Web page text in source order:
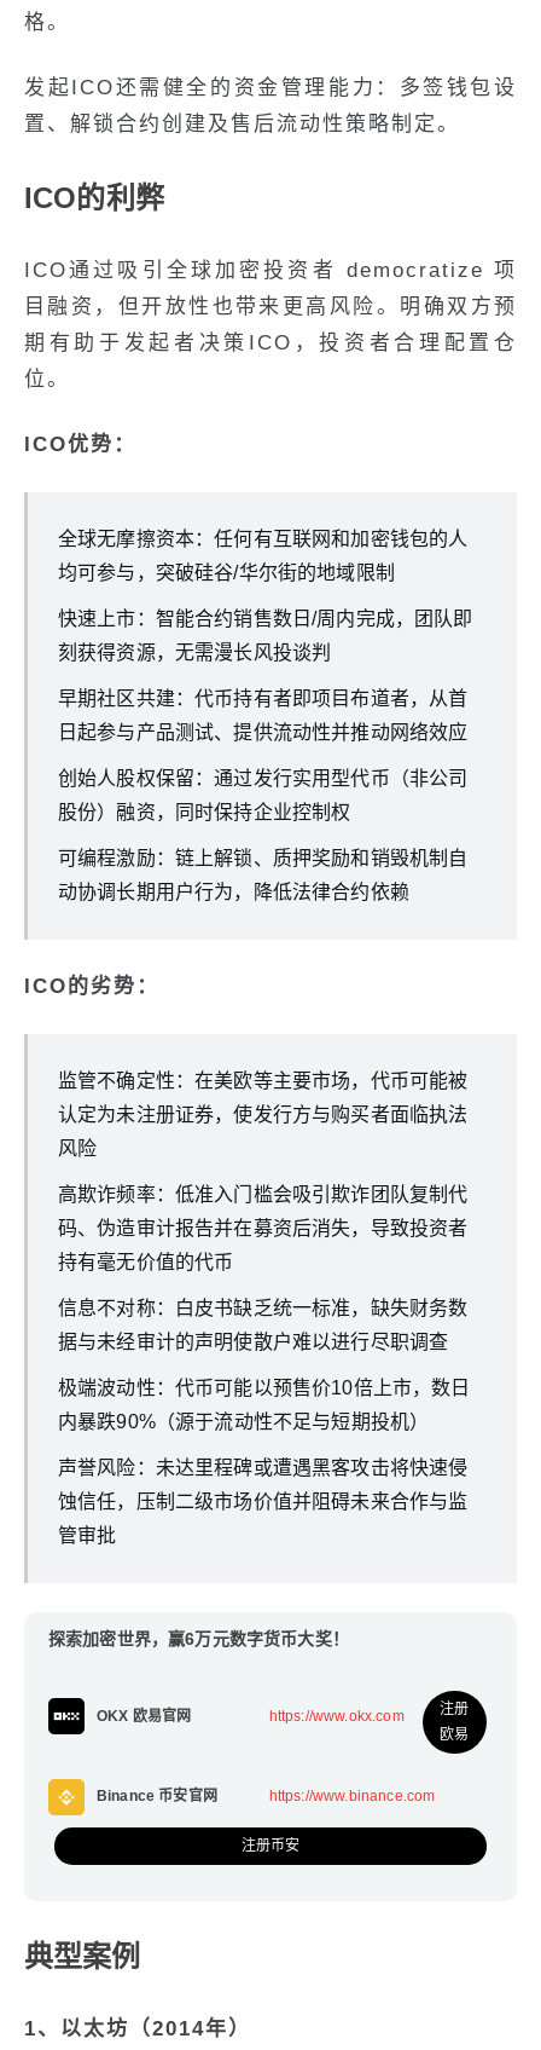
格。
发起ICO还需健全的资金管理能力：多签钱包设
置、解锁合约创建及售后流动性策略制定。
ICO的利弊
ICO通过吸引全球加密投资者 democratize 项
目融资，但开放性也带来更高风险。明确双方预
期有助于发起者决策ICO，投资者合理配置仓
位。
ICO优势：
全球无摩擦资本：任何有互联网和加密钱包的人
均可参与，突破硅谷/华尔街的地域限制
快速上市：智能合约销售数日/周内完成，团队即
刻获得资源，无需漫长风投谈判
早期社区共建：代币持有者即项目布道者，从首
日起参与产品测试、提供流动性并推动网络效应
创始人股权保留：通过发行实用型代币（非公司
股份）融资，同时保持企业控制权
可编程激励：链上解锁、质押奖励和销毁机制自
动协调长期用户行为，降低法律合约依赖
ICO的劣势：
监管不确定性：在美欧等主要市场，代币可能被
认定为未注册证券，使发行方与购买者面临执法
风险
高欺诈频率：低准入门槛会吸引欺诈团队复制代
码、伪造审计报告并在募资后消失，导致投资者
持有毫无价值的代币
信息不对称：白皮书缺乏统一标准，缺失财务数
据与未经审计的声明使散户难以进行尽职调查
极端波动性：代币可能以预售价10倍上市，数日
内暴跌90%（源于流动性不足与短期投机）
声誉风险：未达里程碑或遭遇黑客攻击将快速侵
蚀信任，压制二级市场价值并阻碍未来合作与监
管审批
探索加密世界，赢6万元数字货币大奖！
OKX 欧易官网 https://www.okx.com
注册
欧易
Binance 币安官网 https://www.binance.com
注册币安
典型案例
1、以太坊（2014年）